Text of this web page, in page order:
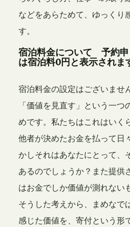
などをあらためて、ゆっくり
す。
宿泊料金について 予約申
は宿泊料0円と表示されま
宿泊料金の設定はございませ
「価値を見直す」という一つ
めです。私たちはこれはいく
他者が決めたお金を払って日
かしそれはあなたにとって、
あるのでしょうか？また提供
はお金でしか価値が測れない
そうした考えから、まめなで
感じた価値を、寄付という形